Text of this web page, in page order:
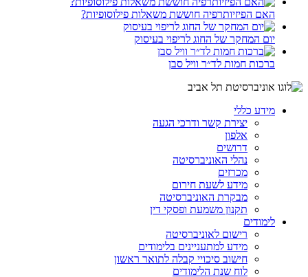
האם הפיזיותרפיה חוששת משאלות פילוסופיות?
יום המחקר של החוג לריפוי בעיסוק
ברכות חמות לד״ר וויל סבן
מידע כללי
יצירת קשר ודרכי הגעה
אלפון
דרושים
נהלי האוניברסיטה
מכרזים
מידע לשעת חירום
מבקרת האוניברסיטה
תקנון משמעת ופסקי דין
לימודים
רישום לאוניברסיטה
מידע למתעניינים בלימודים
חישוב סיכויי קבלה לתואר ראשון
לוח שנת הלימודים